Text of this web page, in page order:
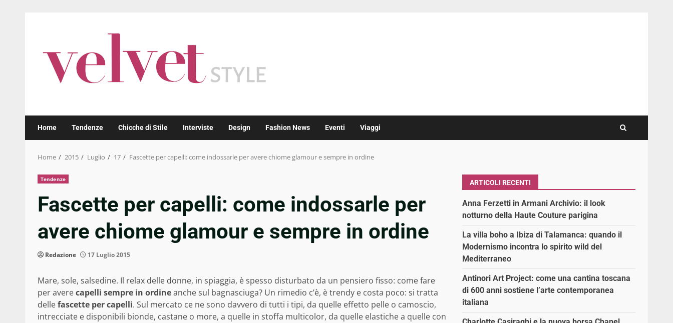
Home Tendenze Chicche di Stile Interviste Design Fashion News Eventi Viaggi
Home 2015 Luglio 17 Fascette per capelli: come indossarle per avere chiome glamour e sempre in ordine
Tendenze
Fascette per capelli: come indossarle per
avere chiome glamour e sempre in ordine
Redazione 17 Luglio 2015
Mare, sole, salsedine. Il relax delle donne, in spiaggia, è spesso disturbato da un pensiero fisso: come fare
per averecapelli sempre in ordineanche sul bagnasciuga? Un rimedio c’è, è trendy e costa poco: si tratta
dellefascette per capelli. Sul mercato ce ne sono davvero di tutti i tipi, da quelle effetto pelle o camoscio,
intrecciate e disponibili bionde, castane o more, a quelle in stoffa multicolor, da quelle elastiche a quelle con
ARTICOLI RECENTI
Anna Ferzetti in Armani Archivio: il look
notturno della Haute Couture parigina
La villa boho a Ibiza di Talamanca: quando il
Modernismo incontra lo spirito wild del
Mediterraneo
Antinori Art Project: come una cantina toscana
di 600 anni sostiene l’arte contemporanea
italiana